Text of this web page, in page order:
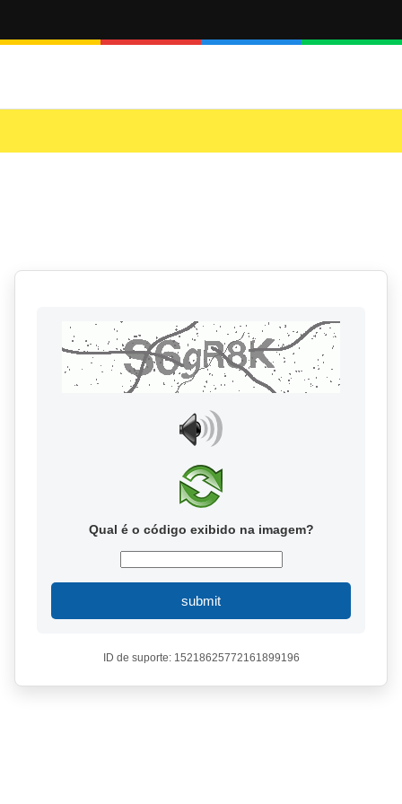
Qual é o código exibido na imagem?
submit
ID de suporte: 15218625772161899196